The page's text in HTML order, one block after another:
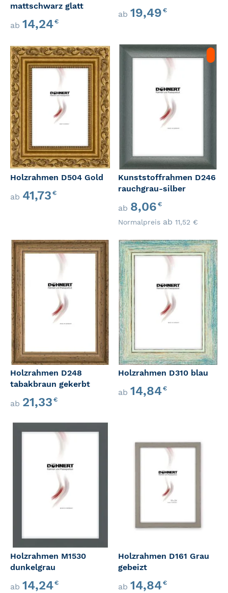
mattschwarz glatt
ab 14,24€
ab 19,49€
Holzrahmen D504 Gold
ab 41,73€
Kunststoffrahmen D246
rauchgrau-silber
Sonderangebot
ab 8,06€
Normalpreis ab 11,52 €
Holzrahmen D248
tabakbraun gekerbt
ab 21,33€
Holzrahmen D310 blau
ab 14,84€
Holzrahmen M1530
dunkelgrau
ab 14,24€
Holzrahmen D161 Grau
gebeizt
ab 14,84€